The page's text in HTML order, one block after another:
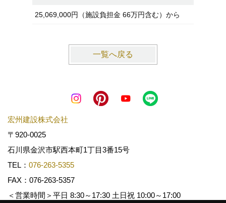
25,069,000円（施設負担金 66万円含む）から
一覧へ戻る
宏州建設株式会社
〒920-0025
石川県金沢市駅西本町1丁目3番15号
TEL： 076-263-5355
FAX：076-263-5357
＜営業時間＞平日 8:30～17:30 土日祝 10:00～17:00